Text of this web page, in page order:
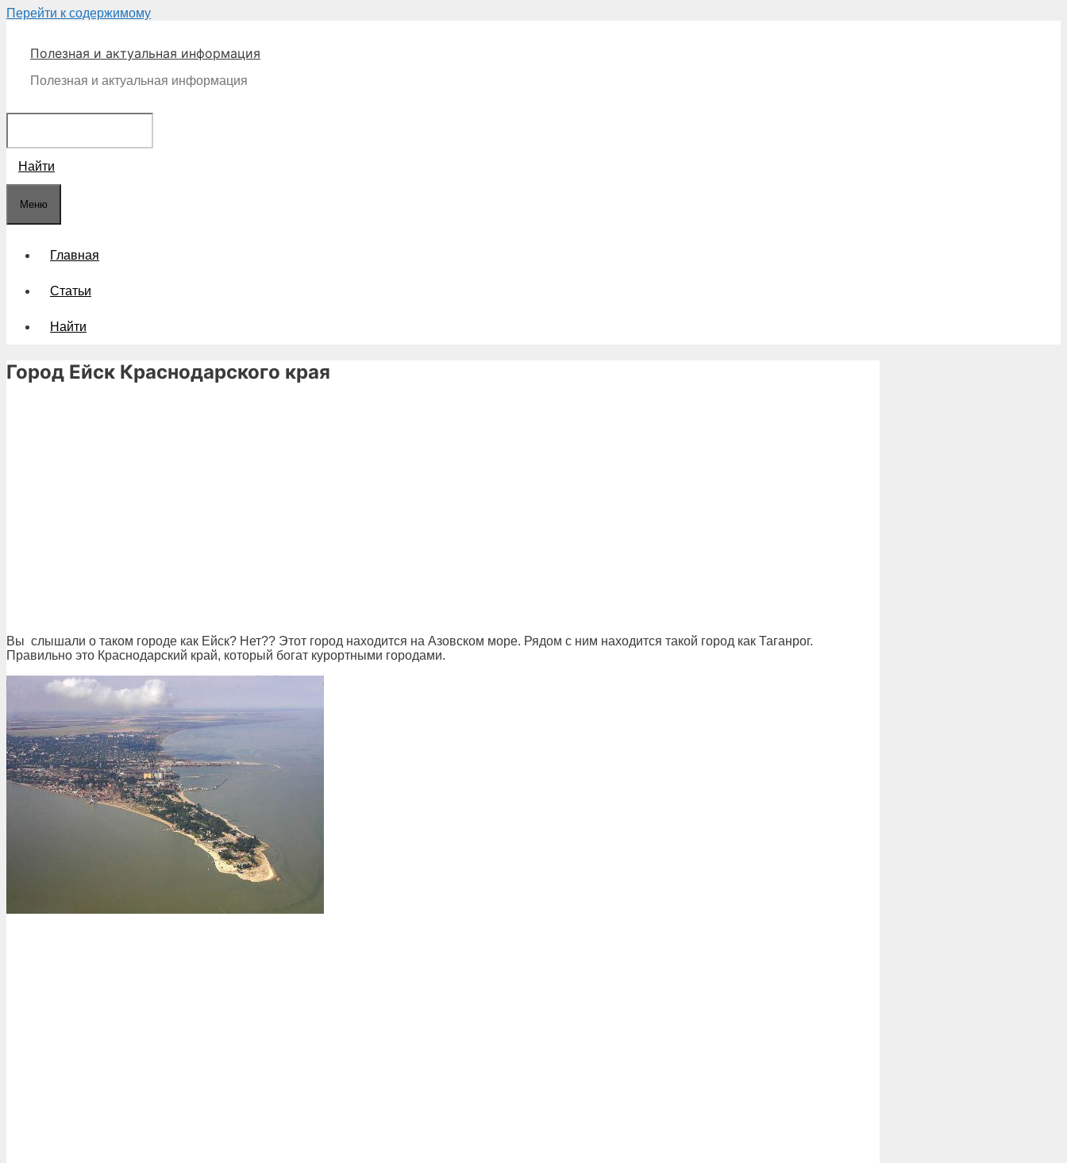
Перейти к содержимому
Полезная и актуальная информация
Полезная и актуальная информация
Найти
Меню
Главная
Статьи
Найти
Город Ейск Краснодарского края
Вы слышали о таком городе как Ейск? Нет?? Этот город находится на Азовском море. Рядом с ним находится такой город как Таганрог.
Правильно это Краснодарский край, который богат курортными городами.